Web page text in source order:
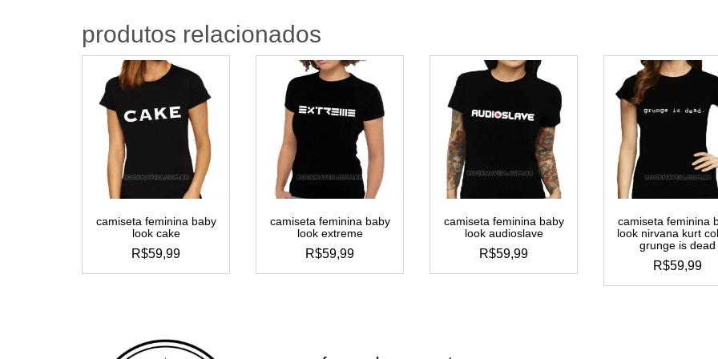
produtos relacionados
camiseta feminina baby
look cake
R$59,99
este
variantes.
camiseta feminina baby
look extreme
R$59,99
este
camiseta feminina baby
look audioslave
R$59,99
este
camiseta feminina
look nirvana kurt
grunge is dead
R$59,99
este